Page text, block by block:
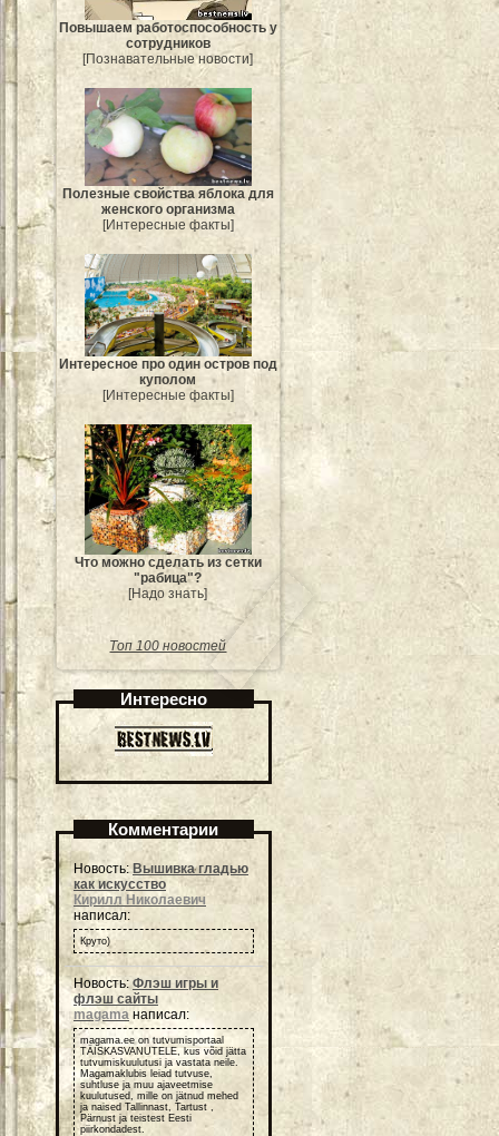
Повышаем работоспособность у
сотрудников
[Познавательные новости]
Полезные свойства яблока для
женского организма
[Интересные факты]
Интересное про один остров под
куполом
[Интересные факты]
Что можно сделать из сетки
"рабица"?
[Надо знать]
Топ 100 новостей
Интересно
Комментарии
Новость: Вышивка гладью
как искусство
Кирилл Николаевич
написал:
Круто)
Новость:Флэш игры и
флэш сайты
magama написал:
magama.ee on tutvumisportaal
TÄISKASVANUTELE, kus võid jätta
tutvumiskuulutusi ja vastata neile.
Magamaklubis leiad tutvuse,
suhtluse ja muu ajaveetmise
kuulutused, mille on jätnud mehed
ja naised Tallinnast, Tartust ,
Pärnust ja teistest Eesti
piirkondadest.